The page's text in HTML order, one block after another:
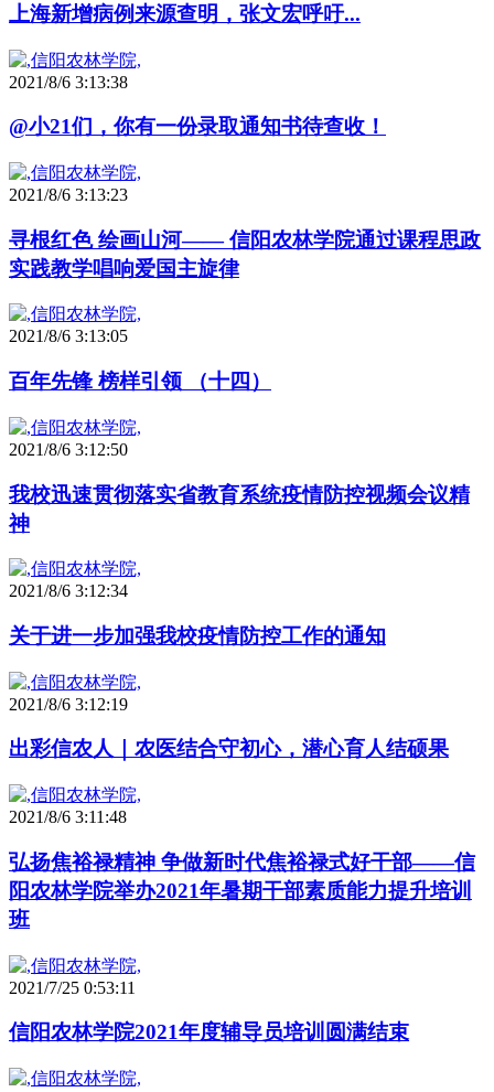
上海新增病例来源查明，张文宏呼吁...
2021/8/6 3:13:38
@小21们，你有一份录取通知书待查收！
2021/8/6 3:13:23
寻根红色 绘画山河—— 信阳农林学院通过课程思政
实践教学唱响爱国主旋律
2021/8/6 3:13:05
百年先锋 榜样引领 （十四）
2021/8/6 3:12:50
我校迅速贯彻落实省教育系统疫情防控视频会议精
神
2021/8/6 3:12:34
关于进一步加强我校疫情防控工作的通知
2021/8/6 3:12:19
出彩信农人｜农医结合守初心，潜心育人结硕果
2021/8/6 3:11:48
弘扬焦裕禄精神 争做新时代焦裕禄式好干部——信
阳农林学院举办2021年暑期干部素质能力提升培训
班
2021/7/25 0:53:11
信阳农林学院2021年度辅导员培训圆满结束